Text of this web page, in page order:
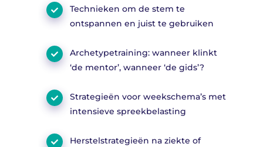
Technieken om de stem te
ontspannen en juist te gebruiken
Archetypetraining: wanneer klinkt
‘de mentor’, wanneer ‘de gids’?
Strategieën voor weekschema’s met
intensieve spreekbelasting
Herstelstrategieën na ziekte of